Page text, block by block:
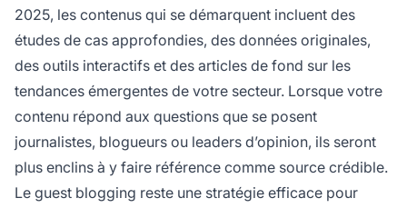
2025, les contenus qui se démarquent incluent des
études de cas approfondies, des données originales,
des outils interactifs et des articles de fond sur les
tendances émergentes de votre secteur. Lorsque votre
contenu répond aux questions que se posent
journalistes, blogueurs ou leaders d’opinion, ils seront
plus enclins à y faire référence comme source crédible.
Le guest blogging reste une stratégie efficace pour